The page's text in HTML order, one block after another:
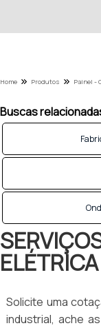
Home Produtos Painel -
Buscas
Solicite uma
industrial, ache